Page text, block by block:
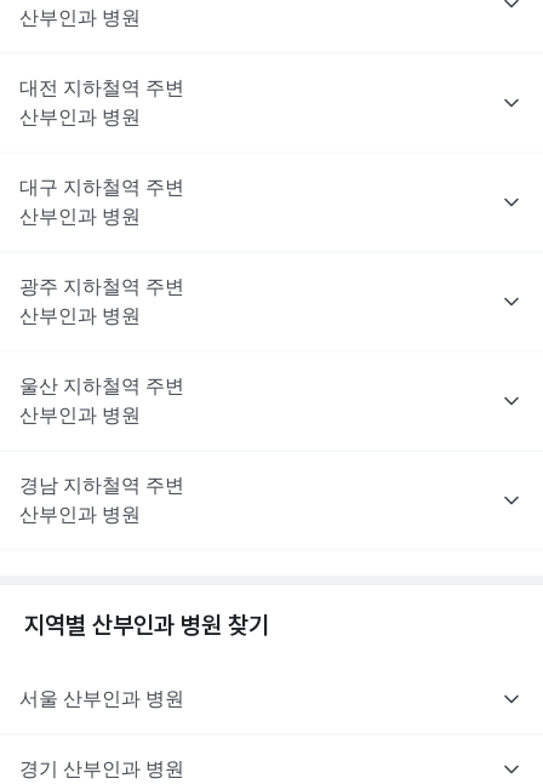
산부인과 병원
대전 지하철역 주변
산부인과 병원
대구 지하철역 주변
산부인과 병원
광주 지하철역 주변
산부인과 병원
울산 지하철역 주변
산부인과 병원
경남 지하철역 주변
산부인과 병원
지역별 산부인과 병원 찾기
서울 산부인과 병원
경기 산부인과 병원